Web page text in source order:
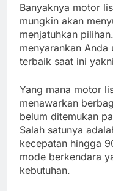
Banyaknya motor
mungkin akan
menjatuhkan
menyarankan
terbaik saat ini
Yang mana motor
menawarkan
belum ditemukan
Salah satunya
kecepatan hingga
mode berkendara
kebutuhan.